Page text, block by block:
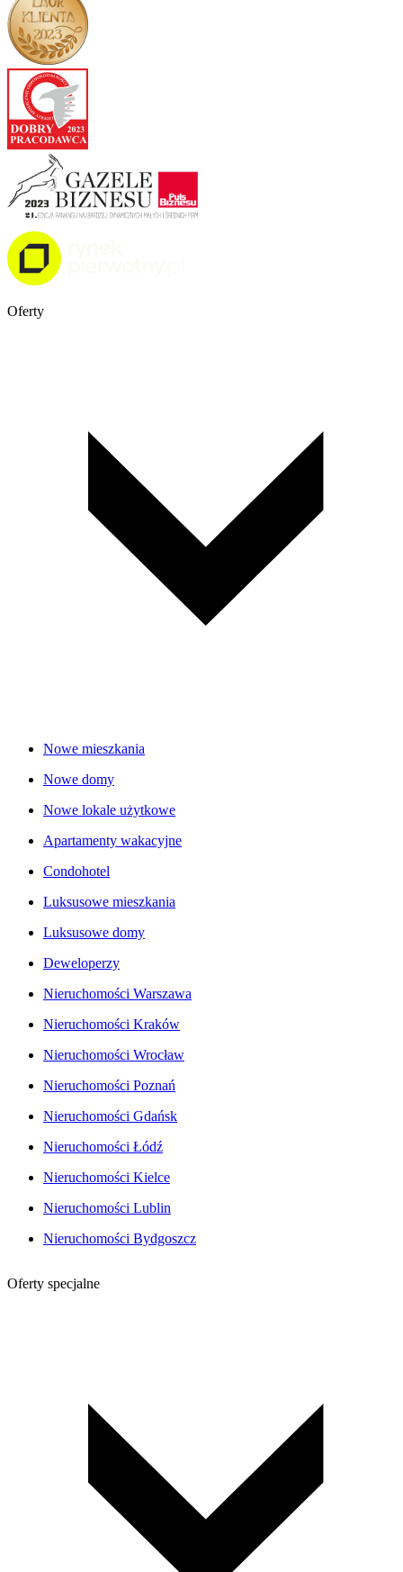
Oferty
Nowe mieszkania
Nowe domy
Nowe lokale użytkowe
Apartamenty wakacyjne
Condohotel
Luksusowe mieszkania
Luksusowe domy
Deweloperzy
Nieruchomości Warszawa
Nieruchomości Kraków
Nieruchomości Wrocław
Nieruchomości Poznań
Nieruchomości Gdańsk
Nieruchomości Łódź
Nieruchomości Kielce
Nieruchomości Lublin
Nieruchomości Bydgoszcz
Oferty specjalne